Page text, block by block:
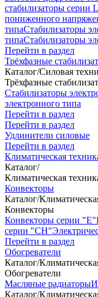
стабилизаторы серии
пониженного
типаСтабилизаторы
типаСтабилизаторы
Перейти в раздел
Трёхфазные
Каталог/Силовая
Трёхфазные
Стабилизаторы
электронного типа
Перейти в раздел
Перейти в раздел
Удлинители силовые
Перейти в раздел
Климатическая
Каталог/
Климатическая
Конвекторы
Каталог/
Конвекторы
Конвекторы серии "Е"
серии "СН"
Перейти в раздел
Обогреватели
Каталог/
Обогреватели
Масляные радиаторы
Каталог/